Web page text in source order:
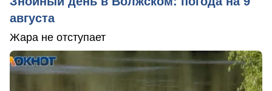
августа
Жара не отступает